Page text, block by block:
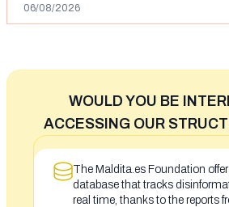
06/08/2026
WOULD YOU BE
ACCESSING OUR
The Maldita.es Foundation
database that tracks
real time, thanks to the reports